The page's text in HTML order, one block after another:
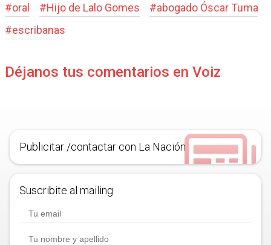
#oral #Hijo de Lalo Gomes #abogado Óscar Tuma
#escribanas
Déjanos tus comentarios en Voiz
Publicitar /contactar con La Nación
Suscribite al mailing.